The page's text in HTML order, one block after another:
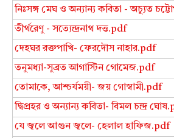
নিঃসঙ্গ মেঘ ও অন্যান্য কবিতা - অচ্যুত
তীর্থরেণু - সত্যেন্দ্রনাথ দত্ত.pdf
দেহঘর রক্তপাখি- ফেরদৌস নাহার.pdf
তনুমধ্যা-সুব্রত আগাস্টিন গোমেজ.pdf
তোমাকে, আশ্চর্যময়ী- জয় গোস্বামী.pdf
দ্বিপ্রহর ও অন্যান্য কবিতা- বিমল চন্দ্র
যে জ্বলে আগুন জ্বলে- হেলাল হাফিজ.pdf